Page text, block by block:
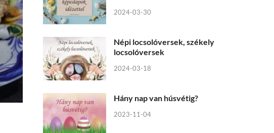
2024-03-30
Népi locsolóversek, székely
locsolóversek
2024-03-18
Hány nap van húsvétig?
2023-11-04